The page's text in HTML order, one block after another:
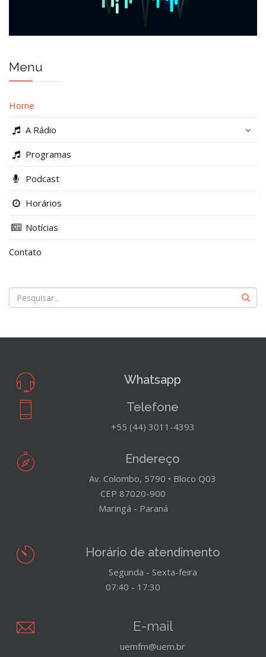
Menu
Home
A Rádio
Programas
Podcast
Horários
Notícias
Contato
Whatsapp
Telefone
+55 (44) 3011-4393
Endereço
Av. Colombo, 5790 • Bloco Q03
CEP 87020-900
Maringá - Paraná
Horário de atendimento
Segunda - Sexta-feira
07:40 - 17:30
E-mail
uemfm@uem.br